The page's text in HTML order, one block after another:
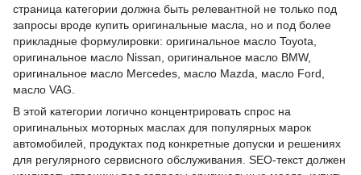
страница категории должна быть релевантной не только под
запросы вроде купить оригинальные масла, но и под более
прикладные формулировки: оригинальное масло Toyota,
оригинальное масло Nissan, оригинальное масло BMW,
оригинальное масло Mercedes, масло Mazda, масло Ford,
масло VAG.
В этой категории логично концентрировать спрос на
оригинальных моторных маслах для популярных марок
автомобилей, продуктах под конкретные допуски и решениях
для регулярного сервисного обслуживания. SEO-текст должен